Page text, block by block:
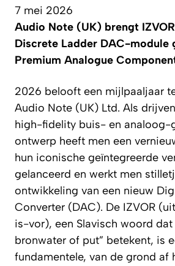
7 mei 2026
Audio Note (UK) brengt
Discrete Ladder DAC-module
Premium Analogue
2026 belooft een mijlpaaljaar
Audio Note (UK) Ltd. Als
high-fidelity buis- en analoog-
ontwerp heeft men een
hun iconische geïntegreerde
gelanceerd en werkt men
ontwikkeling van een nieuw
Converter (DAC). De IZVOR
is-vor), een Slavisch woord dat
bronwater of put” betekent, is
fundamentele, van de grond af